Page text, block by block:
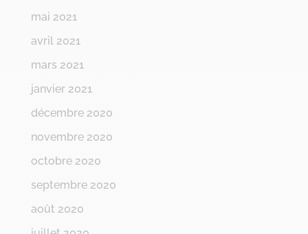
mai 2021
avril 2021
mars 2021
janvier 2021
décembre 2020
novembre 2020
octobre 2020
septembre 2020
août 2020